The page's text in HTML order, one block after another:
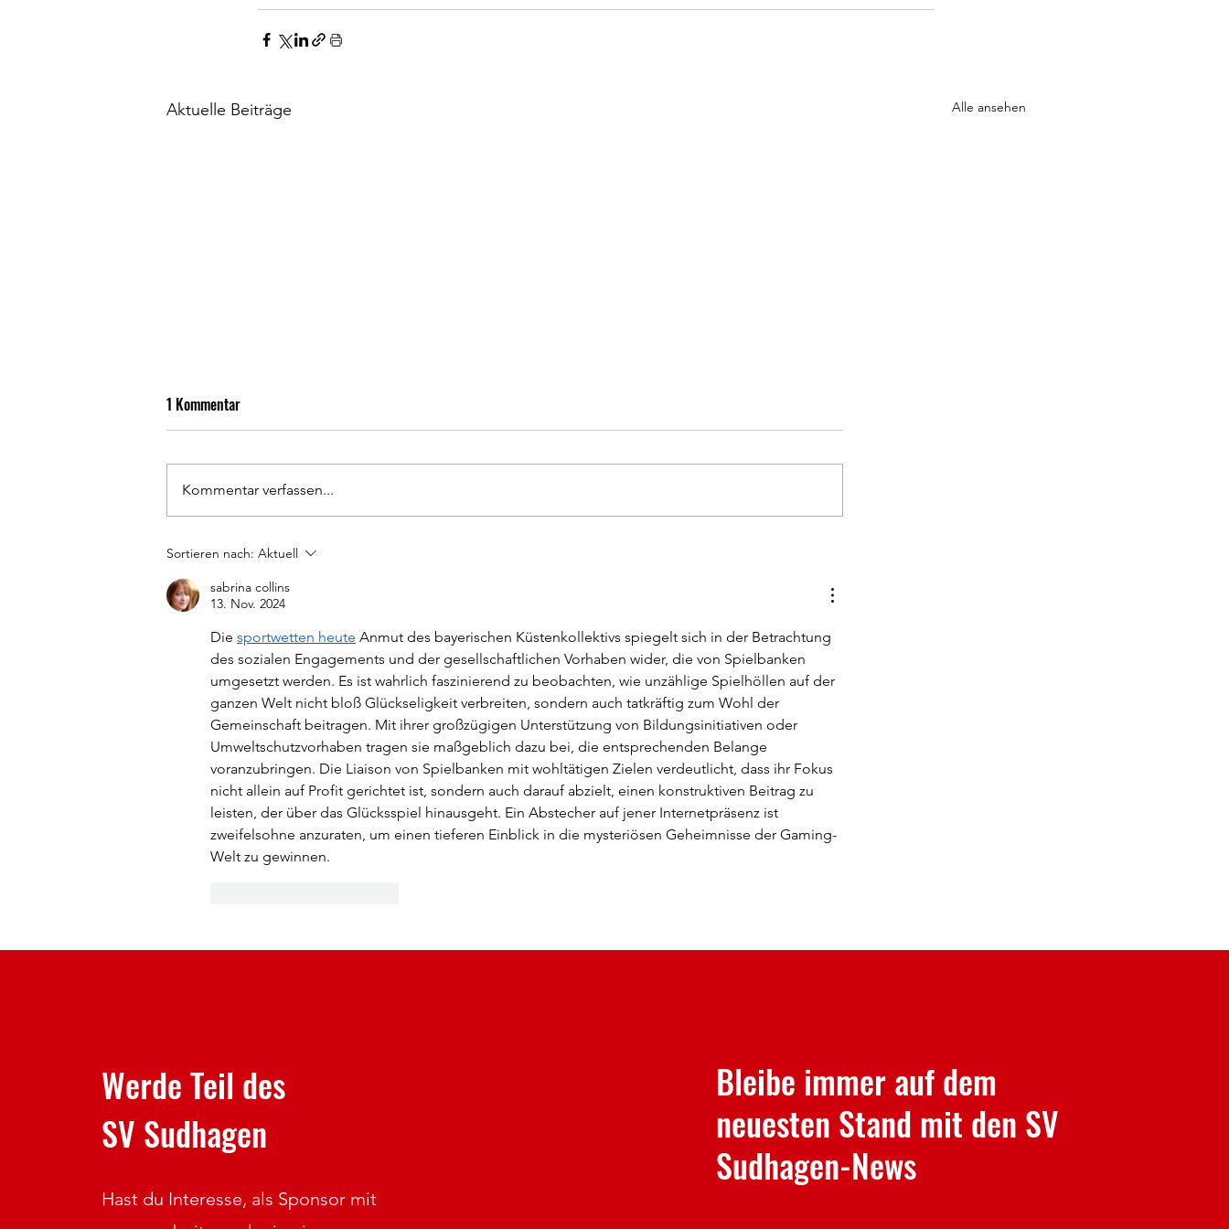
Aktuelle Beiträge Alle ansehen
Schiedsrichter-Anwärterlehrgang
1 Kommentar
Kommentar verfassen...
Sortieren nach: Aktuell
sabrina collins
13. Nov. 2024
Die sportwetten heute Anmut des bayerischen Küstenkollektivs spiegelt sich in der Betrachtung
des sozialen Engagements und der gesellschaftlichen Vorhaben wider, die von Spielbanken
umgesetzt werden. Es ist wahrlich faszinierend zu beobachten, wie unzählige Spielhöllen auf der
ganzen Welt nicht bloß Glückseligkeit verbreiten, sondern auch tatkräftig zum Wohl der
Gemeinschaft beitragen. Mit ihrer großzügigen Unterstützung von Bildungsinitiativen oder
Umweltschutzvorhaben tragen sie maßgeblich dazu bei, die entsprechenden Belange
voranzubringen. Die Liaison von Spielbanken mit wohltätigen Zielen verdeutlicht, dass ihr Fokus
nicht allein auf Profit gerichtet ist, sondern auch darauf abzielt, einen konstruktiven Beitrag zu
leisten, der über das Glücksspiel hinausgeht. Ein Abstecher auf jener Internetpräsenz ist
zweifelsohne anzuraten, um einen tieferen Einblick in die mysteriösen Geheimnisse der Gaming-
Welt zu gewinnen.
Werde Teil des
SV Sudhagen
Hast du Interesse, als Sponsor mit
Bleibe immer auf dem
neuesten Stand mit den SV
Sudhagen-News